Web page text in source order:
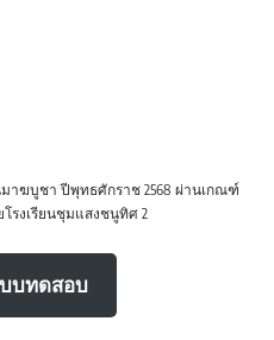
าฆบูชา ปีพุทธศักราช 2568 ผ่านเกณฑ์
โรงเรียนชุมแสงชนูทิศ 2
บทดสอบ